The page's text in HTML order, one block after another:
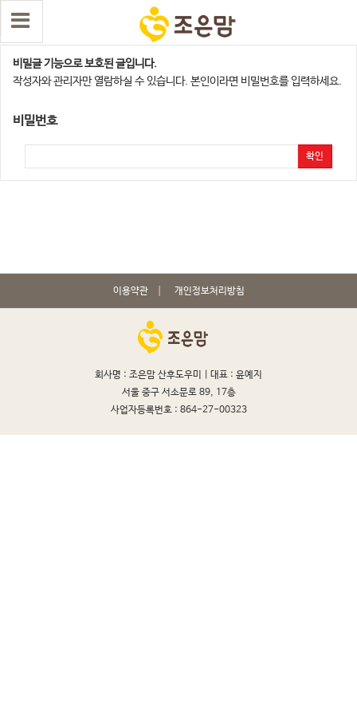
광주광역시지점
비밀글 기능으로 보호된 글입니다.
작성자와 관리자만 열람하실 수 있습니다. 본인이라면 비밀번호를 입력하세요.
비밀번호
확인
이용약관 개인정보처리방침
회사명 : 조은맘 산후도우미 | 대표 : 윤예지
서울 중구 서소문로 89, 17층
사업자등록번호 : 864-27-00323